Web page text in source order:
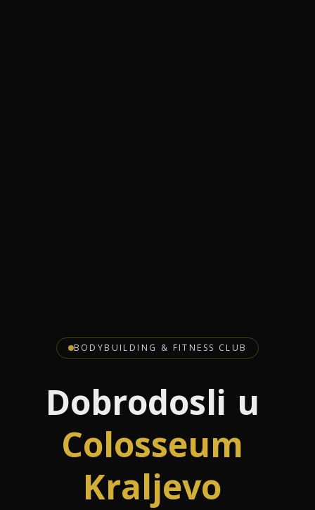
BODYBUILDING & FITNESS CLUB
Dobrodosli u
Colosseum
Kraljevo